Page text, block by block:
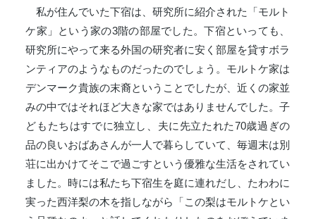
私が住んでいた下宿は、研究所に紹介された「モルト
ケ家」という家の3階の部屋でした。下宿といっても、
研究所にやって来る外国の研究者に安く部屋を貸すボラ
ンティアのようなものだったのでしょう。モルトケ家は
デンマーク貴族の末裔ということでしたが、近くの家並
みの中ではそれほど大きな家ではありませんでした。子
どもたちはすでに独立し、夫に先立たれた70歳過ぎの
品の良いおばあさんが一人で暮らしていて、毎週末は別
荘に出かけてそこで過ごすという優雅な生活をされてい
ました。時には私たち下宿生を庭に連れだし、たわわに
実った西洋梨の木を指しながら「この梨はモルトケとい